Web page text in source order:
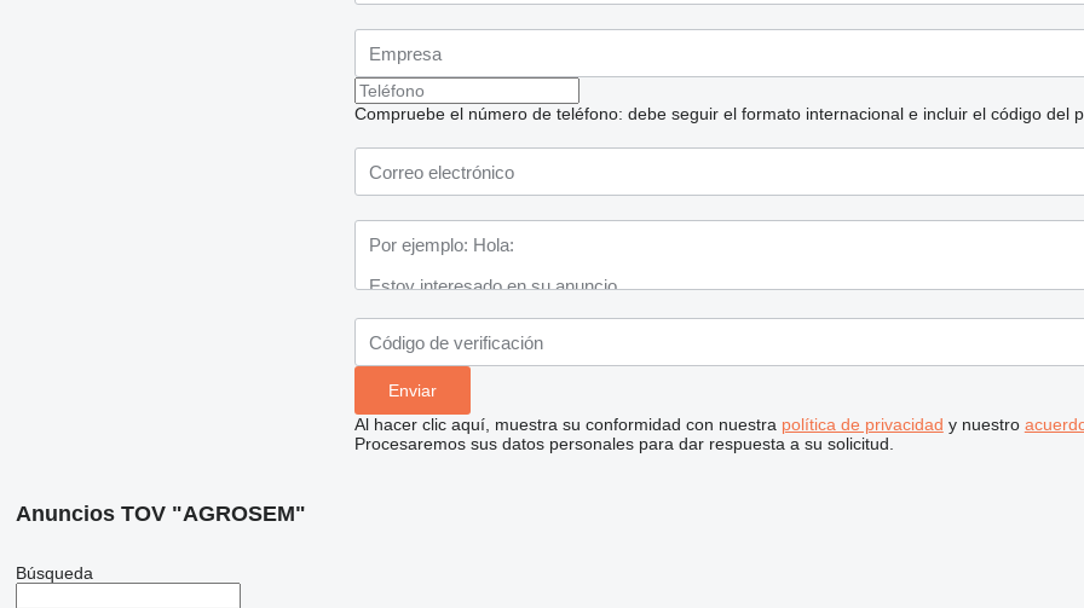
Compruebe el número de teléfono: debe seguir el formato internacional e incluir el código del
Al hacer clic aquí, muestra su conformidad con nuestra política de privacidad y nuestro
Procesaremos sus datos personales para dar respuesta a su solicitud.
Anuncios TOV "AGROSEM"
Búsqueda